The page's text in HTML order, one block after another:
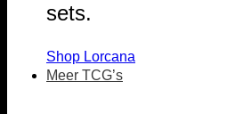
sets.
Shop Lorcana
Meer TCG’s